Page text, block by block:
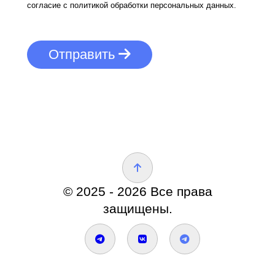
согласие с политикой обработки персональных данных.
Отправить
© 2025 - 2026 Все права
защищены.